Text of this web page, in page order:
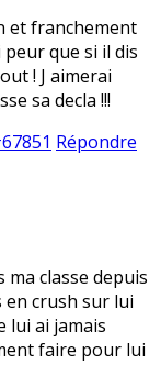
et franchement
que si il dis
! J aimerai
sa decla !!!
Répondre
ma classe depuis
en crush sur lui
lui ai jamais
faire pour lui